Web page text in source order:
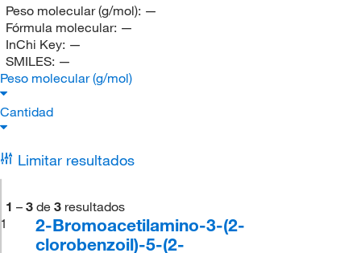
Peso molecular (g/mol): —
Fórmula molecular: —
InChi Key: —
SMILES: —
Peso molecular (g/mol)
Cantidad
Limitar resultados
1 – 3 de 3 resultados
1
2-Bromoacetilamino-3-(2-
clorobenzoil)-5-(2-